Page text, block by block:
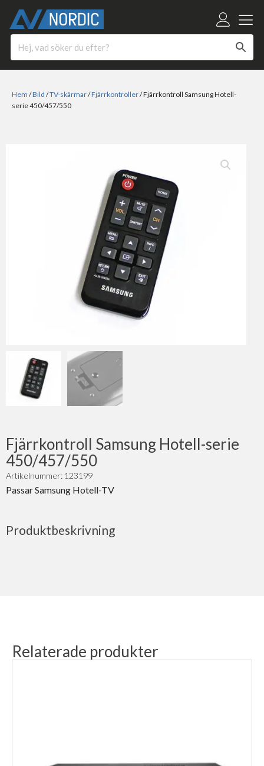
Hem /Bild /TV-skärmar/Fjärrkontroller/ Fjärrkontroll Samsung Hotell-
serie 450/457/550
Fjärrkontroll Samsung Hotell-serie
450/457/550
Artikelnummer: 123199
Passar Samsung Hotell-TV
Produktbeskrivning
Relaterade produkter